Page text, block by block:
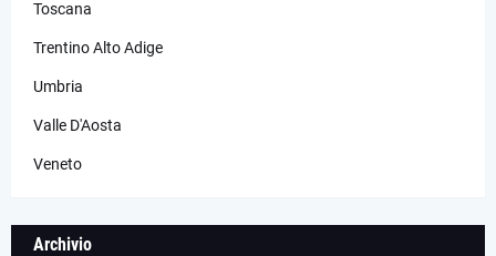
Toscana
Trentino Alto Adige
Umbria
Valle D'Aosta
Veneto
Archivio